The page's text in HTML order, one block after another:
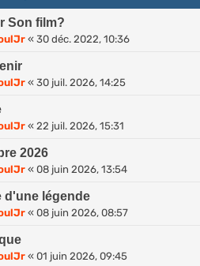
h
Son film?
« 30 déc. 2022, 10:36
« 30 juil. 2026, 14:25
« 22 juil. 2026, 15:31
2026
« 08 juin 2026, 13:54
d'une légende
« 08 juin 2026, 08:57
« 01 juin 2026, 09:45